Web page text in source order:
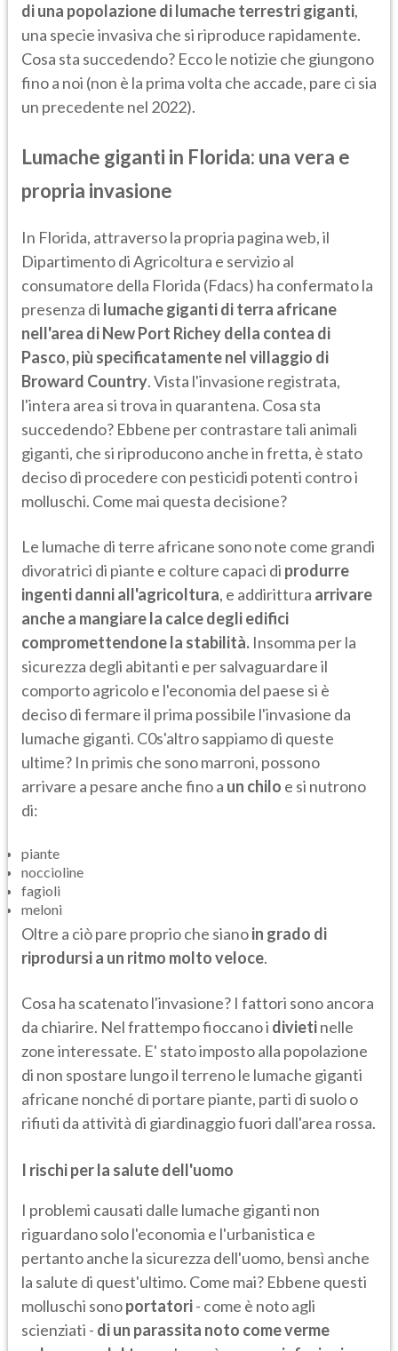
di una popolazione di lumache terrestri giganti,
una specie invasiva che si riproduce rapidamente.
Cosa sta succedendo? Ecco le notizie che giungono
fino a noi (non è la prima volta che accade, pare ci sia
un precedente nel 2022).
Lumache giganti in Florida: una vera e
propria invasione
In Florida, attraverso la propria pagina web, il
Dipartimento di Agricoltura e servizio al
consumatore della Florida (Fdacs) ha confermato la
presenza di lumache giganti di terra africane
nell'area di New Port Richey della contea di
Pasco, più specificatamente nel villaggio di
Broward Country. Vista l'invasione registrata,
l'intera area si trova in quarantena. Cosa sta
succedendo? Ebbene per contrastare tali animali
giganti, che si riproducono anche in fretta, è stato
deciso di procedere con pesticidi potenti contro i
molluschi. Come mai questa decisione?
Le lumache di terre africane sono note come grandi
divoratrici di piante e colture capaci di produrre
ingenti danni all'agricoltura, e addirittura arrivare
anche a mangiare la calce degli edifici
compromettendone la stabilità. Insomma per la
sicurezza degli abitanti e per salvaguardare il
comporto agricolo e l'economia del paese si è
deciso di fermare il prima possibile l'invasione da
lumache giganti. C0s'altro sappiamo di queste
ultime? In primis che sono marroni, possono
arrivare a pesare anche fino a un chilo e si nutrono
di:
piante
noccioline
fagioli
meloni
Oltre a ciò pare proprio che sianoin grado di
riprodursi a un ritmo molto veloce.
Cosa ha scatenato l'invasione? I fattori sono ancora
da chiarire. Nel frattempo fioccano i divietinelle
zone interessate. E' stato imposto alla popolazione
di non spostare lungo il terreno le lumache giganti
africane nonché di portare piante, parti di suolo o
rifiuti da attività di giardinaggio fuori dall'area rossa.
I rischi per la salute dell'uomo
I problemi causati dalle lumache giganti non
riguardano solo l'economia e l'urbanistica e
pertanto anche la sicurezza dell'uomo, bensì anche
la salute di quest'ultimo. Come mai? Ebbene questi
molluschi sonoportatori- come è noto agli
scienziati - di un parassita noto come verme